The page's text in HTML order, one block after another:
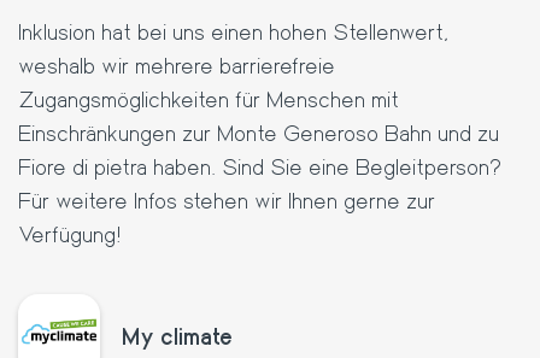
Inklusion hat bei uns einen hohen Stellenwert,
weshalb wir mehrere barrierefreie
Zugangsmöglichkeiten für Menschen mit
Einschränkungen zur Monte Generoso Bahn und zu
Fiore di pietra haben. Sind Sie eine Begleitperson?
Für weitere Infos stehen wir Ihnen gerne zur
Verfügung!
My climate